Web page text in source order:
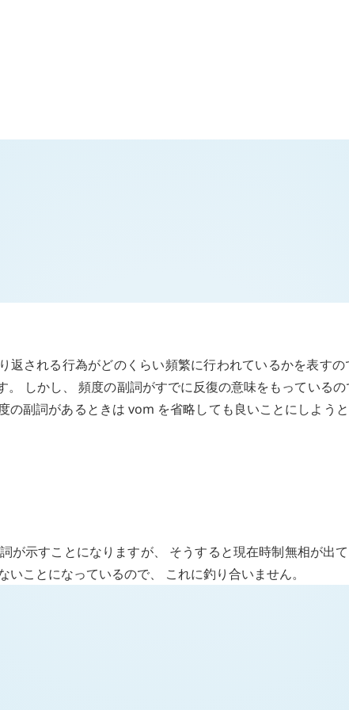
返される行為がどのくらい頻繁に行われているかを表すの
しかし、 頻度の副詞がすでに反復の意味をもっている
の副詞があるときはvom を省略しても良いことにしよう
が示すことになりますが、 そうすると現在時制無相が出
ことになっているので、 これに釣り合いません。